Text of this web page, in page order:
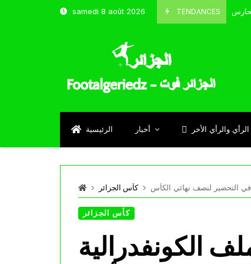
samedi 8 août 2026 TENDANCES
الحارس بوحلفاية يتحدث عن طموحاته مع المنتخب و شباب قسنطينة
الرئيسية أخبار الرأي والرأي الأخر
كأس الجزائر في التحضير لنصف نهائي الكأس
كأس الجزائر
الكونفدرالية